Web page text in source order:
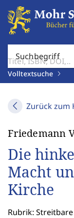
Suchbegriff
Volltextsuche
Zurück zum
Friedemann
Die
Macht
Kirche
Rubrik: